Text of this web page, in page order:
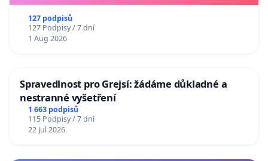
127 podpisů
127 Podpisy / 7 dní
1 Aug 2026
Spravedlnost pro Grejsí: žádáme důkladné a
nestranné vyšetření
1 663 podpisů
115 Podpisy / 7 dní
22 Jul 2026